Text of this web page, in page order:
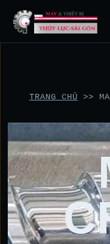
TRANG CHỦ >>